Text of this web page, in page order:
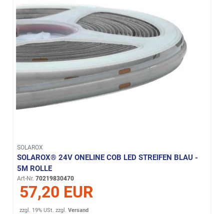
SOLAROX
SOLAROX® 24V ONELINE COB LED STREIFEN BLAU -
5M ROLLE
Art-Nr. 70219830470
57,20 EUR
zzgl. 19% USt. zzgl.Versand